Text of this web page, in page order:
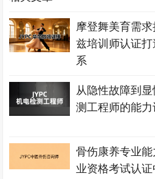
摩登舞美育需
兹培训师认证
系
从隐性故障到
测工程师的能力
骨伤康养专业
业资格考试认